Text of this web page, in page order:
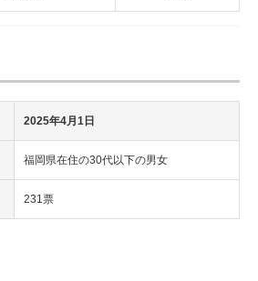
2025年4月1日
福岡県在住の30代以下の男女
231票